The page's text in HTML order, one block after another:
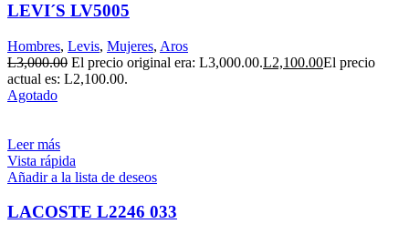
LEVI´S LV5005
Hombres, Levis, Mujeres, Aros
L3,000.00 El precio original era: L3,000.00.L2,100.00El precio
actual es: L2,100.00.
Agotado
Leer más
Vista rápida
Añadir a la lista de deseos
LACOSTE L2246 033